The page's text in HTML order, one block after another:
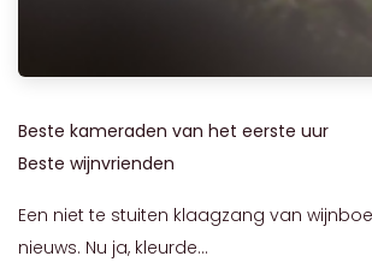
Beste kameraden van het eerste uur
Beste wijnvrienden
Een niet te stuiten klaagzang van
nieuws. Nu ja, kleurde...